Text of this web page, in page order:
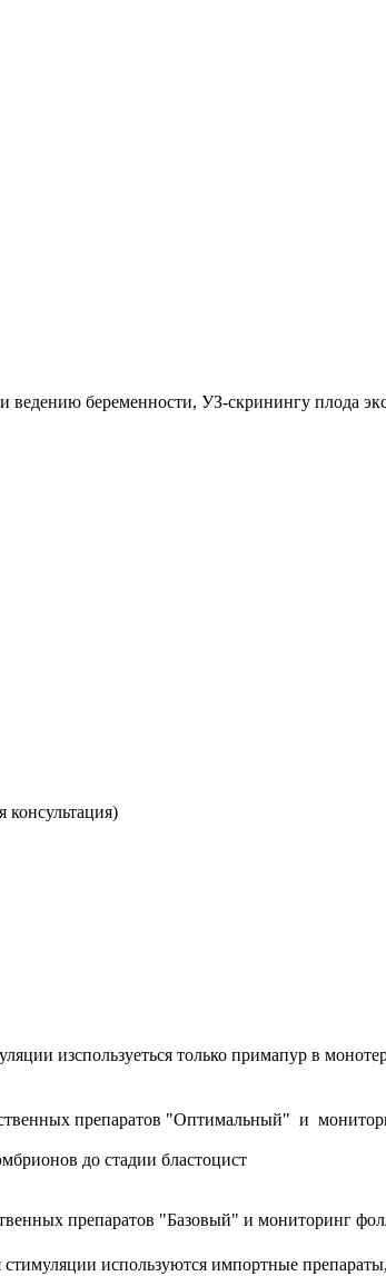
беременности, УЗ-скринингу плода
консультация)
изспользуеться только примапур в
препаратов "Оптимальный" и
до стадии бластоцист
препаратов "Базовый" и мониторинг
используются импортные